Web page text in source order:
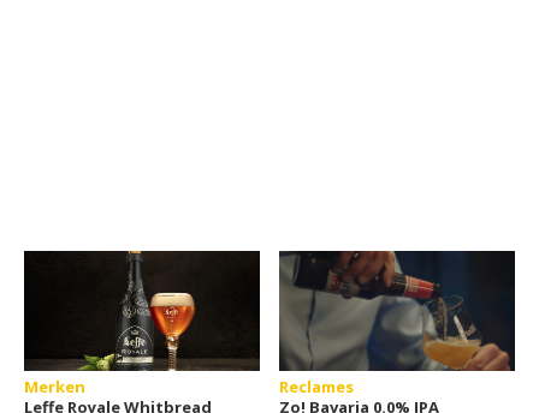
Merken
Leffe Royale Whitbread
Reclames
Zo! Bavaria 0.0% IPA